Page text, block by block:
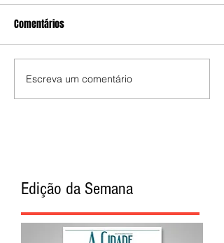
Comentários
Escreva um comentário
Edição da Semana